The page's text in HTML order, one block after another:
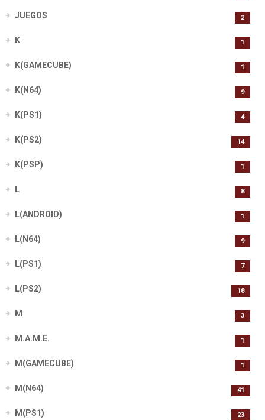
JUEGOS 2
K 1
K(GAMECUBE) 1
K(N64) 9
K(PS1) 4
K(PS2) 14
K(PSP) 1
L 8
L(ANDROID) 1
L(N64) 9
L(PS1) 7
L(PS2) 18
M 3
M.A.M.E. 1
M(GAMECUBE) 1
M(N64) 41
M(PS1) 23